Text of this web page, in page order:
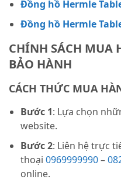
Đồng hồ Hermle
Đồng hồ Hermle
CHÍNH SÁCH MUA
BẢO HÀNH
CÁCH THỨC MUA
Bước 1: Lựa chọn
website.
Bước 2: Liên hệ trực
thoại 0969999990–
online.